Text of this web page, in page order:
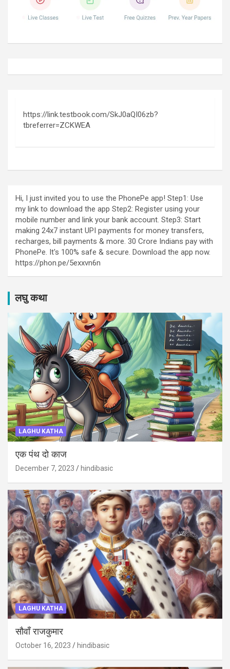
https://link.testbook.com/SkJ0aQI06zb?
tbreferrer=ZCKWEA
Hi, I just invited you to use the PhonePe app! Step1: Use
my link to download the app Step2: Register using your
mobile number and link your bank account. Step3: Start
making 24x7 instant UPI payments for money transfers,
recharges, bill payments & more. 30 Crore Indians pay with
PhonePe. It's 100% safe & secure. Download the app now.
https://phon.pe/5exxvn6n
लघु कथा
LAGHU KATHA
एक पंथ दो काज
December 7, 2023 hindibasic
LAGHU KATHA
सौवाँ राजकुमार
October 16, 2023 hindibasic